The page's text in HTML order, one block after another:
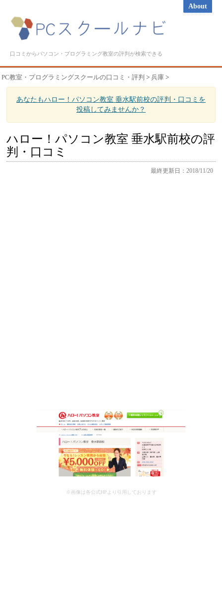
About
口コミからパソコン・プログラミング教室の評判が検索できる
PC教室・プログラミングスクールの口コミ・評判 > 兵庫 >
あなたもハロー！パソコン教室 垂水駅前校の評判・口コミを
投稿してみませんか？
ハロー！パソコン教室 垂水駅前校の評
判・口コミ
最終更新日：2018/11/20
※画像は各公式HPより引用しております